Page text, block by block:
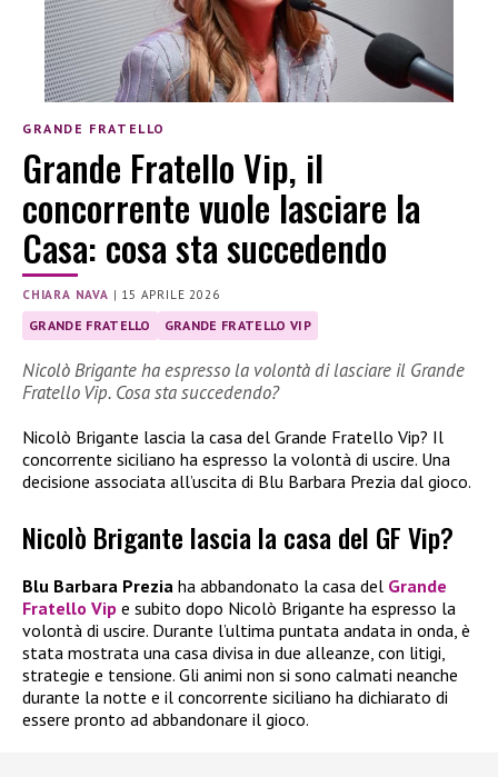
GRANDE FRATELLO
Grande Fratello Vip, il
concorrente vuole lasciare la
Casa: cosa sta succedendo
CHIARA NAVA | 15 APRILE 2026
GRANDE FRATELLO GRANDE FRATELLO VIP
Nicolò Brigante ha espresso la volontà di lasciare il Grande
Fratello Vip. Cosa sta succedendo?
Nicolò Brigante lascia la casa del Grande Fratello Vip? Il
concorrente siciliano ha espresso la volontà di uscire. Una
decisione associata all’uscita di Blu Barbara Prezia dal gioco.
Nicolò Brigante lascia la casa del GF Vip?
Blu Barbara Prezia ha abbandonato la casa del Grande
Fratello Vip e subito dopo Nicolò Brigante ha espresso la
volontà di uscire. Durante l’ultima puntata andata in onda, è
stata mostrata una casa divisa in due alleanze, con litigi,
strategie e tensione. Gli animi non si sono calmati neanche
durante la notte e il concorrente siciliano ha dichiarato di
essere pronto ad abbandonare il gioco.